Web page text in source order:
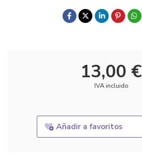
13,00 €
IVA incluido
Añadir a favoritos